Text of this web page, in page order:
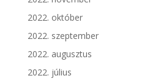
2022. október
2022. szeptember
2022. augusztus
2022. július